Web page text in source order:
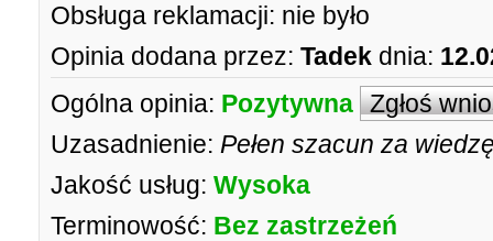
Obsługa reklamacji: nie było
Opinia dodana przez: Tadek dnia:
Ogólna opinia: Pozytywna Zgłoś
Uzasadnienie: Pełen szacun za
Jakość usług: Wysoka
Terminowość: Bez zastrzeżeń